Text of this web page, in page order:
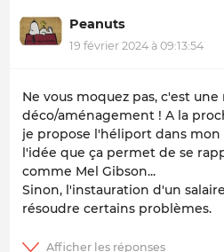
Peanuts
19 février 2024 à 09:13:54
Ne vous moquez pas, c'est
déco/aménagement ! A la
je propose l'héliport dans
l'idée que ça permet de se
comme Mel Gibson...
Sinon, l'instauration d'un
résoudre certains problèmes.